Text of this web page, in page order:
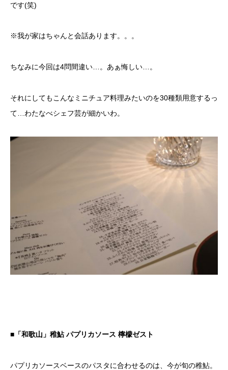
です(笑)
※我が家はちゃんと会話あります。。。
ちなみに今回は4問間違い…。あぁ悔しい…。
それにしてもこんなミニチュア料理みたいのを30種類用意するっ
て…わたなべシェフ芸が細かいわ。
■「和歌山」稚鮎 パプリカソース 檸檬ゼスト
パプリカソースベースのパスタに合わせるのは、今が旬の稚鮎。